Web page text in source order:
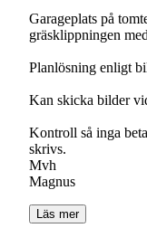
Garageplats på
gräsklippningen
Planlösning enligt
Kan skicka bilder
Kontroll så inga
skrivs.
Mvh
Magnus
Läs mer